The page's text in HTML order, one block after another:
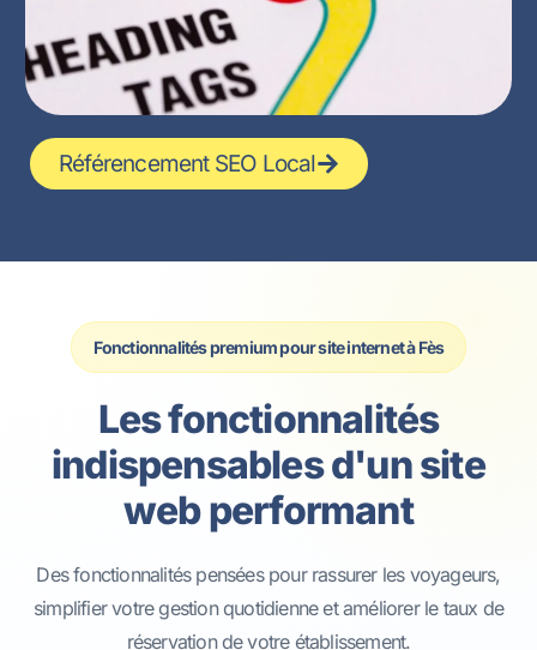
Référencement SEO Local
Fonctionnalités premium pour site internet à Fès
Les fonctionnalités
indispensables d'un site
web performant
Des fonctionnalités pensées pour rassurer les voyageurs,
simplifier votre gestion quotidienne et améliorer le taux de
réservation de votre établissement.